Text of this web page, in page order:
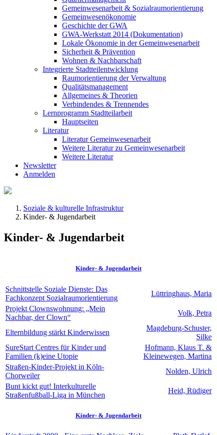
Gemeinwesenarbeit & Sozialraumorientierung
Gemeinwesenökonomie
Geschichte der GWA
GWA-Werkstatt 2014 (Dokumentation)
Lokale Ökonomie in der Gemeinwesenarbeit
Sicherheit & Prävention
Wohnen & Nachbarschaft
Integrierte Stadtteilentwicklung
Raumorientierung der Verwaltung
Qualitätsmanagement
Allgemeines & Theorien
Verbindendes & Trennendes
Lernprogramm Stadtteilarbeit
Hauptseiten
Literatur
Literatur Gemeinwesenarbeit
Weitere Literatur zu Gemeinwesenarbeit
Weitere Literatur
Newsletter
Anmelden
Soziale & kulturelle Infrastruktur
Kinder- & Jugendarbeit
Kinder- & Jugendarbeit
Kinder- & Jugendarbeit
Schnittstelle Soziale Dienste: Das
Fachkonzept Sozialraumorientierung
Lüttringhaus, Maria
Projekt Clownswohnung: „Mein
Nachbar, der Clown“
Volk, Petra
Elternbildung stärkt Kinderwissen
Magdeburg-Schuster,
Silke
SureStart Centres für Kinder und
Familien (k)eine Utopie
Hofmann, Klaus T. &
Kleinewegen, Martina
Straßen-Kinder-Projekt in Köln-
Chorweiler
Nolden, Ulrich
Bunt kickt gut! Interkulturelle
Straßenfußball-Liga in München
Heid, Rüdiger
Kinder- & Jugendarbeit